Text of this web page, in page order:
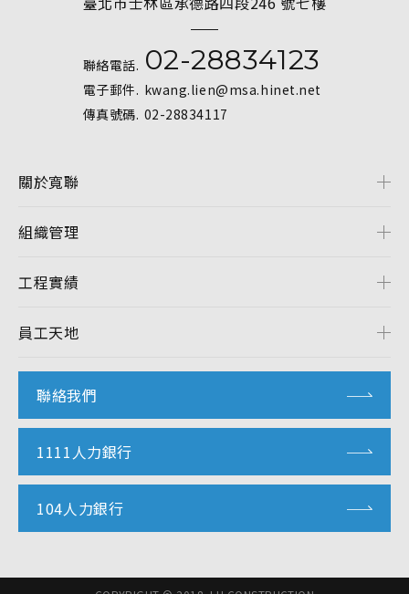
聯絡電話. 02-28834123
電子郵件. kwang.lien@msa.hinet.net
傳真號碼. 02-28834117
關於寬聯
組織管理
工程實績
員工天地
聯絡我們
1111人力銀行
104人力銀行